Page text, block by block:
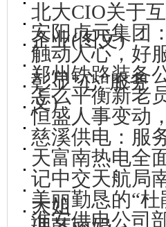
北大CIO关于
企业(图文)
安阳贞元集团
触动人心，好
彰显“心”服务
郑州铁路装备
文)
怎么平衡新老
恒盛人事变动
慈溪供电：服
天富南热电全
记中交天航局
大姐
美丽勤恳的“
淮安供电公司